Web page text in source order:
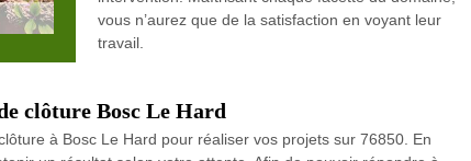
vous n’aurez que de la satisfaction en voyant leur
travail.
clôture Bosc Le Hard
à Bosc Le Hard pour réaliser vos projets sur 76850. En